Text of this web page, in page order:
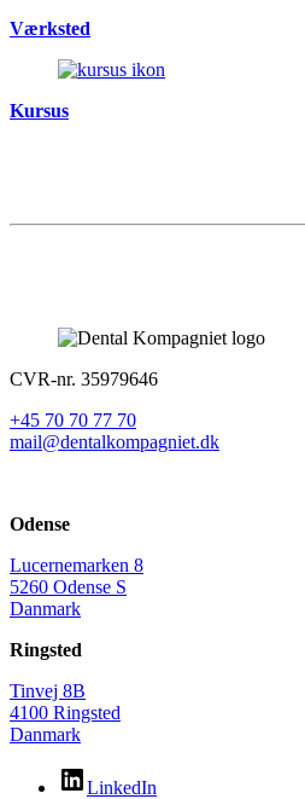
Værksted
Kursus
CVR-nr. 35979646
+45 70 70 77 70
mail@dentalkompagniet.dk
Odense
Lucernemarken 8
5260 Odense S
Danmark
Ringsted
Tinvej 8B
4100 Ringsted
Danmark
LinkedIn